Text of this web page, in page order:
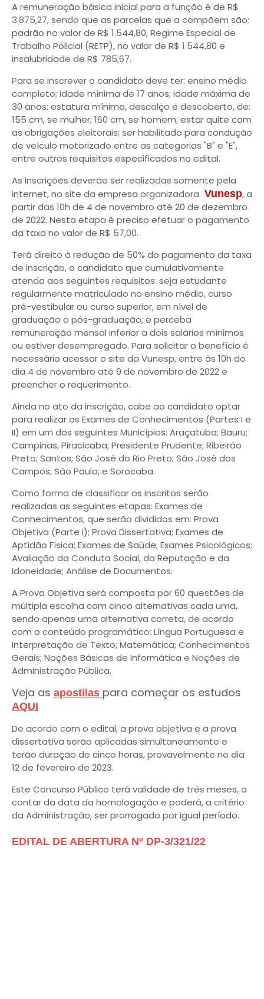
A remuneração básica inicial para a função é de R$
3.875,27, sendo que as parcelas que a compõem são:
padrão no valor de R$ 1.544,80, Regime Especial de
Trabalho Policial (RETP), no valor de R$ 1.544,80 e
insalubridade de R$ 785,67.
Para se inscrever o candidato deve ter: ensino médio
completo; idade mínima de 17 anos; idade máxima de
30 anos; estatura mínima, descalço e descoberto, de:
155 cm, se mulher; 160 cm, se homem; estar quite com
as obrigações eleitorais; ser habilitado para condução
de veículo motorizado entre as categorias "B" e "E",
entre outros requisitos especificados no edital.
As inscrições deverão ser realizadas somente pela
internet, no site da empresa organizadora Vunesp, a
partir das 10h de 4 de novembro até 20 de dezembro
de 2022. Nesta etapa é preciso efetuar o pagamento
da taxa no valor de R$ 57,00.
Terá direito à redução de 50% do pagamento da taxa
de inscrição, o candidato que cumulativamente
atenda aos seguintes requisitos: seja estudante
regularmente matriculado no ensino médio, curso
pré-vestibular ou curso superior, em nível de
graduação o pós-graduação; e perceba
remuneração mensal inferior a dois salários mínimos
ou estiver desempregado. Para solicitar o benefício é
necessário acessar o site da Vunesp, entre às 10h do
dia 4 de novembro até 9 de novembro de 2022 e
preencher o requerimento.
Ainda no ato da inscrição, cabe ao candidato optar
para realizar os Exames de Conhecimentos (Partes I e
II) em um dos seguintes Municípios: Araçatuba; Bauru;
Campinas; Piracicaba; Presidente Prudente; Ribeirão
Preto; Santos; São José do Rio Preto; São José dos
Campos; São Paulo; e Sorocaba.
Como forma de classificar os inscritos serão
realizadas as seguintes etapas: Exames de
Conhecimentos, que serão divididos em: Prova
Objetiva (Parte I); Prova Dissertativa; Exames de
Aptidão Física; Exames de Saúde; Exames Psicológicos;
Avaliação da Conduta Social, da Reputação e da
Idoneidade; Análise de Documentos.
A Prova Objetiva será composta por 60 questões de
múltipla escolha com cinco alternativas cada uma,
sendo apenas uma alternativa correta, de acordo
com o conteúdo programático: Língua Portuguesa e
Interpretação de Texto; Matemática; Conhecimentos
Gerais; Noções Básicas de Informática e Noções de
Administração Pública.
Veja as apostilas para começar os estudos
AQUI
De acordo com o edital, a prova objetiva e a prova
dissertativa serão aplicadas simultaneamente e
terão duração de cinco horas, provavelmente no dia
12 de fevereiro de 2023.
Este Concurso Público terá validade de três meses, a
contar da data da homologação e poderá, a critério
da Administração, ser prorrogado por igual período.
EDITAL DE ABERTURA Nº DP-3/321/22